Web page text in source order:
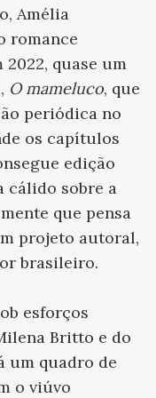
Amélia
romance
quase um
O mameluco, que
periódica no
os capítulos
edição
cálido sobre a
que pensa
projeto autoral,
brasileiro.
esforços
Britto e do
um quadro de
o viúvo